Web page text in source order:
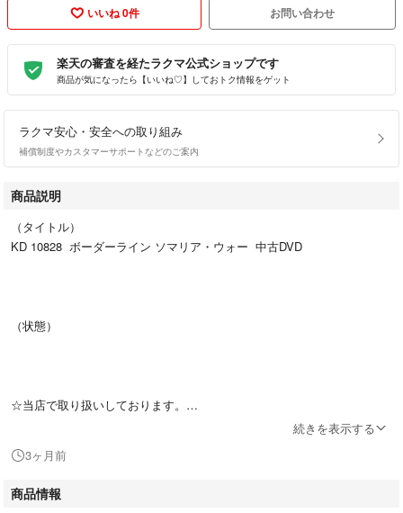
いいね 0件 お問い合わせ
楽天の審査を経たラクマ公式ショップです
商品が気になったら【いいね♡】しておトク情報をゲット
ラクマ安心・安全への取り組み
補償制度やカスタマーサポートなどのご案内
商品説明
（タイトル）
KD 10828 ボーダーライン ソマリア・ウォー 中古DVD
（状態）
☆当店で取り扱いしております。
中古DVD、中古ﾌﾞﾙｰﾚｲは 「ケース無し」となっております。
☆未再生ですが目視検査をしキズが多いものは研磨処理をしています☆
●撮影画像は、見た目や色味に実物との差が若干発生する場合がございま
続きを表示する
3ヶ月前
商品情報